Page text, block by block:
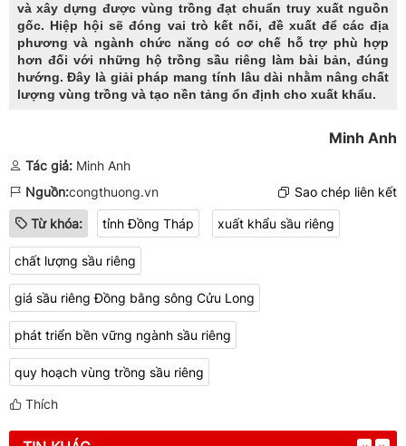
và xây dựng được vùng trồng đạt chuẩn truy xuất nguồn
gốc. Hiệp hội sẽ đóng vai trò kết nối, đề xuất để các địa
phương và ngành chức năng có cơ chế hỗ trợ phù hợp
hơn đối với những hộ trồng sầu riêng làm bài bản, đúng
hướng. Đây là giải pháp mang tính lâu dài nhằm nâng chất
lượng vùng trồng và tạo nền tảng ổn định cho xuất khẩu.
Minh Anh
Tác giả: Minh Anh
Nguồn:congthuong.vn Sao chép liên kết
Từ khóa: tỉnh Đồng Tháp xuất khẩu sầu riêng
chất lượng sầu riêng
giá sầu riêng Đồng bằng sông Cửu Long
phát triển bền vững ngành sầu riêng
quy hoạch vùng trồng sầu riêng
Thích